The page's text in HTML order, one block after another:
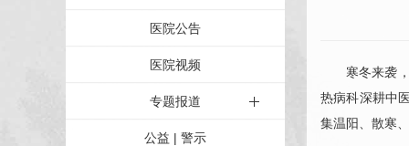
医院公告
医院视频
专题报道
公益 | 警示
寒冬来袭
热病科深耕中
集温阳、散寒